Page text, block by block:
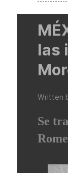
las
Written
Se